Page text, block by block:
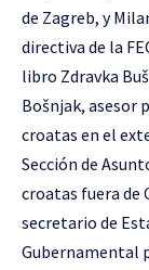
de Zagreb, y
directiva de la
libro Zdravka
Bošnjak, asesor
croatas en el
Sección de
croatas fuera de
secretario de
Gubernamental